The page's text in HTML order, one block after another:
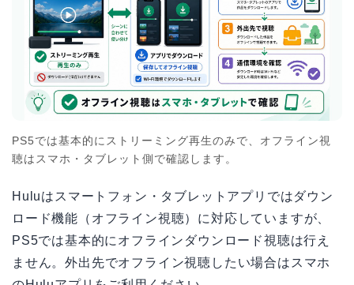
PS5では基本的にストリーミング再生のみで、オフライン視
聴はスマホ・タブレット側で確認します。
Huluはスマートフォン・タブレットアプリではダウン
ロード機能（オフライン視聴）に対応していますが、
PS5では基本的にオフラインダウンロード視聴は行え
ません。外出先でオフライン視聴したい場合はスマホ